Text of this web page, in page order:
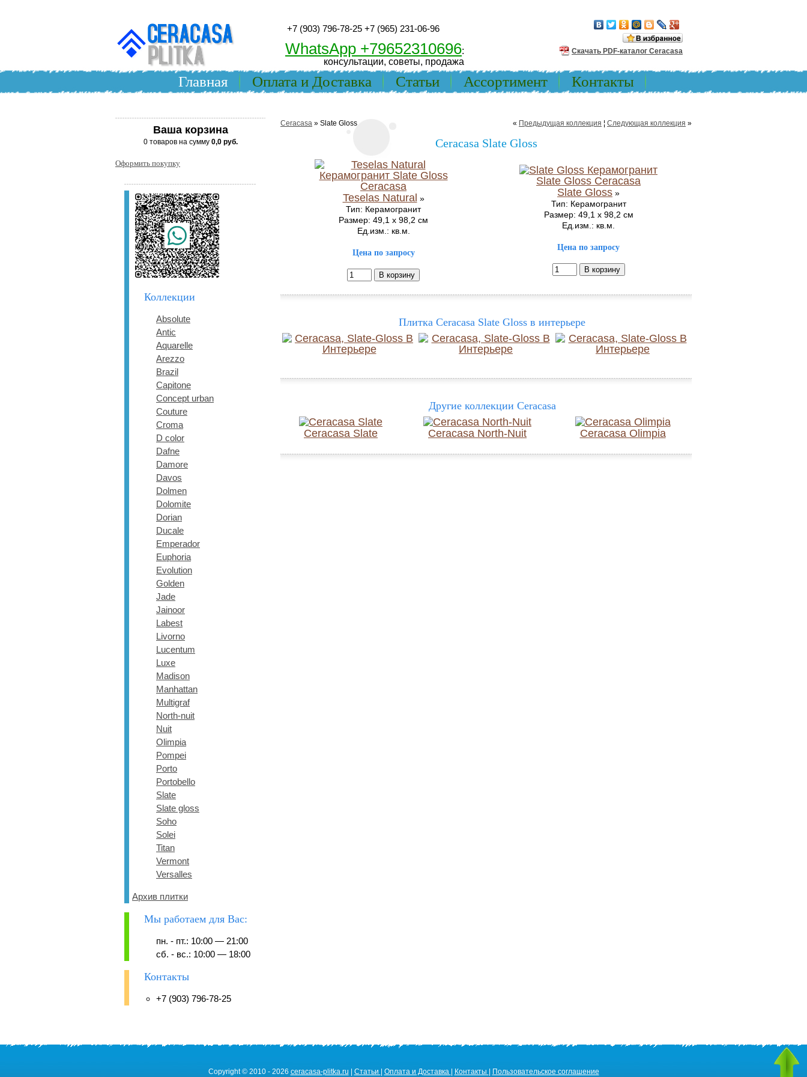
+7 (903) 796-78-25 +7 (965) 231-06-96
WhatsApp +79652310696:
консультации, советы, продажа
Скачать PDF-каталог Ceracasa
Главная Оплата и Доставка Статьи Ассортимент Контакты
Ваша корзина
0 товаров на сумму 0,0 руб.
Оформить покупку
Коллекции
Absolute
Antic
Aquarelle
Arezzo
Brazil
Capitone
Concept urban
Couture
Croma
D color
Dafne
Damore
Davos
Dolmen
Dolomite
Dorian
Ducale
Emperador
Euphoria
Evolution
Golden
Jade
Jainoor
Labest
Livorno
Lucentum
Luxe
Madison
Manhattan
Multigraf
North-nuit
Nuit
Olimpia
Pompei
Porto
Portobello
Slate
Slate gloss
Soho
Solei
Titan
Vermont
Versalles
Архив плитки
Мы работаем для Вас:
пн. - пт.: 10:00 — 21:00
сб. - вс.: 10:00 — 18:00
Контакты
+7 (903) 796-78-25
« Предыдущая коллекция ¦ Следующая коллекция »
Ceracasa » Slate Gloss
Ceracasa Slate Gloss
Teselas Natural »
Тип: Керамогранит
Размер: 49,1 x 98,2 см
Ед.изм.: кв.м.
Цена по запросу
Slate Gloss »
Тип: Керамогранит
Размер: 49,1 x 98,2 см
Ед.изм.: кв.м.
Цена по запросу
Плитка Ceracasa Slate Gloss в интерьере
Другие коллекции Ceracasa
Ceracasa Slate Ceracasa North-Nuit Ceracasa Olimpia
Copyright © 2010 - 2026 ceracasa-plitka.ru Статьи Оплата и Доставка Контакты Пользовательское соглашение